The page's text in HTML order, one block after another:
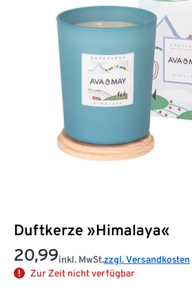
Duftkerze »Himalaya«
20,99inkl. MwSt.zzgl. Versandkosten
Zur Zeit nicht verfügbar